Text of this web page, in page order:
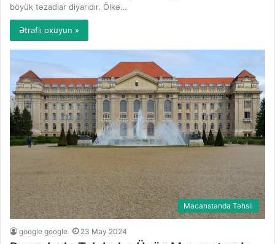
böyük təzadlar diyarıdır. Ölkə…
Ətraflı oxuyun »
Macarıstanda Təhsil
google google 23 May 2024